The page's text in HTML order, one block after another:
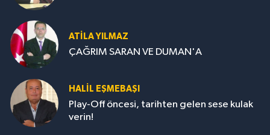
ATILA YILMAZ
ÇAĞRIM SARAN VE DUMAN'A
HALIL EŞMEBAŞI
Play-Off öncesi, tarihten gelen sese kulak
verin!